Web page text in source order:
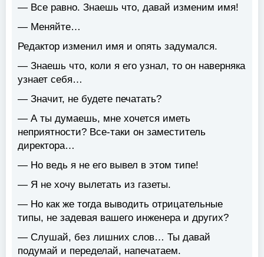
— Все равно. Знаешь что, давай изменим имя!
— Меняйте…
Редактор изменил имя и опять задумался.
— Знаешь что, коли я его узнал, то он наверняка
узнает себя…
— Значит, не будете печатать?
— А ты думаешь, мне хочется иметь
неприятности? Все-таки он заместитель
директора…
— Но ведь я не его вывел в этом типе!
— Я не хочу вылетать из газеты.
— Но как же тогда выводить отрицательные
типы, не задевая вашего инженера и других?
— Слушай, без лишних слов… Ты давай
подумай и переделай, напечатаем.